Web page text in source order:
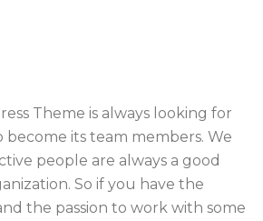
Theme is always looking for
its team members. We
people are always a good
So if you have the
the passion to work with some